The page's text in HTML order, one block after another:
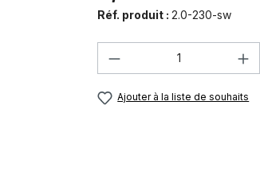
Réf. produit : 2.0-230-sw
Quantité de
Ajouter à la liste de souhaits